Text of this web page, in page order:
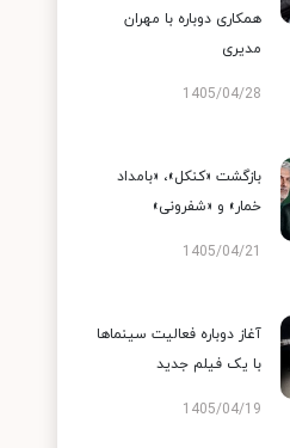
همکاری دوباره با مهران
مدیری
1405/04/28
بازگشت «کنکل»، «بامداد
خمار» و «شفرونی»
1405/04/21
آغاز دوباره فعالیت سینماها
با یک فیلم جدید
1405/04/19